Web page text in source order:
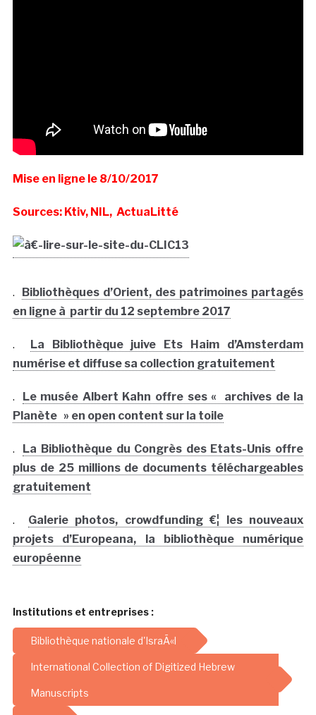
Mise en ligne le 8/10/2017
Sources: Ktiv, NIL, ActuaLitté
. Bibliothèques d’Orient, des patrimoines partagés
en ligne à partir du 12 septembre 2017
. La Bibliothèque juive Ets Haim d’Amsterdam
numérise et diffuse sa collection gratuitement
. Le musée Albert Kahn offre ses « archives de la
Planète » en open content sur la toile
. La Bibliothèque du Congrès des Etats-Unis offre
plus de 25 millions de documents téléchargeables
gratuitement
. Galerie photos, crowdfunding €¦ les nouveaux
projets d’Europeana, la bibliothèque numérique
européenne
Institutions et entreprises :
Bibliothèque nationale d'IsraÃ«l
International Collection of Digitized Hebrew
Manuscripts